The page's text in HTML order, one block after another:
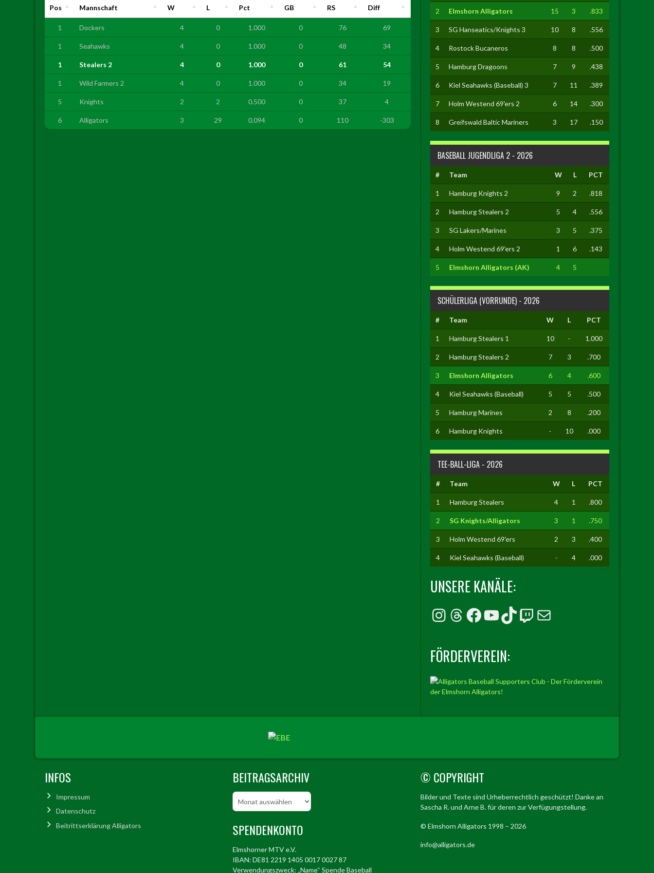
Pos Mannschaft W L Pct GB RS Diff
1 Dockers 4 0 1.000 0 76 69
1 Seahawks 4 0 1.000 0 48 34
1 Stealers 2 4 0 1.000 0 61 54
1 Wild Farmers 2 4 0 1.000 0 34 19
5 Knights 2 2 0.500 0 37 4
6 Alligators 3 29 0.094 0 110 -303
2 Elmshorn Alligators 15 3 .833
3 SG Hanseatics/Knights 3 10 8 .556
4 Rostock Bucaneros 8 8 .500
5 Hamburg Dragoons 7 9 .438
6 Kiel Seahawks (Baseball) 3 7 11 .389
7 Holm Westend 69'ers 2 6 14 .300
8 Greifswald Baltic Mariners 3 17 .150
BASEBALL JUGENDLIGA 2 - 2026
# Team W L PCT
1 Hamburg Knights 2 9 2 .818
2 Hamburg Stealers 2 5 4 .556
3 SG Lakers/Marines 3 5 .375
4 Holm Westend 69'ers 2 1 6 .143
5 Elmshorn Alligators (AK) 4 5
SCHÜLERLIGA (VORRUNDE) - 2026
# Team W L PCT
1 Hamburg Stealers 1 10 - 1.000
2 Hamburg Stealers 2 7 3 .700
3 Elmshorn Alligators 6 4 .600
4 Kiel Seahawks (Baseball) 5 5 .500
5 Hamburg Marines 2 8 .200
6 Hamburg Knights - 10 .000
TEE-BALL-LIGA - 2026
# Team W L PCT
1 Hamburg Stealers 4 1 .800
2 SG Knights/Alligators 3 1 .750
3 Holm Westend 69'ers 2 3 .400
4 Kiel Seahawks (Baseball) - 4 .000
UNSERE KANÄLE:
Instagram
Threads
Facebook
YouTube
TikTok
Twitch
E-Mail
FÖRDERVEREIN:
INFOS
Impressum
Datenschutz
Beitrittserklärung Alligators
BEITRAGSARCHIV
Beitragsarchiv
SPENDENKONTO
Elmshorner MTV e.V.
IBAN: DE81 2219 1405 0017 0027 87
Verwendungszweck: „Name“ Spende Baseball
© COPYRIGHT
Bilder und Texte sind Urheberrechtlich geschützt! Danke an
Sascha R. und Arne B. für deren zur Verfügungstellung.
© Elmshorn Alligators 1998 – 2026
info@alligators.de